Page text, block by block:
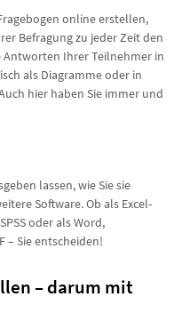
online erstellen,
Befragung zu jeder Zeit den
Ihrer Teilnehmer in
als Diagramme oder in
hier haben Sie immer und
lassen, wie Sie sie
Software. Ob als Excel-
oder als Word,
– Sie entscheiden!
– darum mit